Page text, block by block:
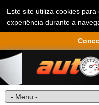
Este site utiliza cookies
experiência durante a